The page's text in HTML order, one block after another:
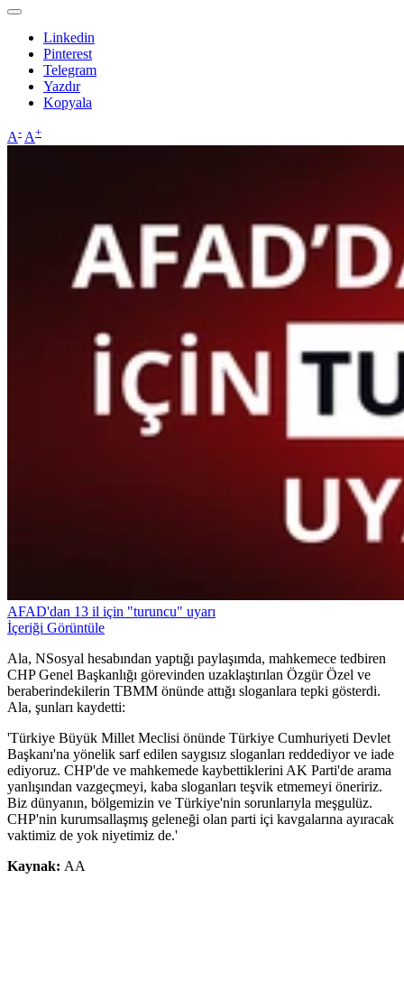
Linkedin
Pinterest
Telegram
Yazdır
Kopyala
A- A+
AFAD'dan 13 il için "turuncu" uyarı
İçeriği Görüntüle
Ala, NSosyal hesabından yaptığı paylaşımda, mahkemece tedbiren
CHP Genel Başkanlığı görevinden uzaklaştırılan Özgür Özel ve
beraberindekilerin TBMM önünde attığı sloganlara tepki gösterdi.
Ala, şunları kaydetti:
'Türkiye Büyük Millet Meclisi önünde Türkiye Cumhuriyeti Devlet
Başkanı'na yönelik sarf edilen saygısız sloganları reddediyor ve iade
ediyoruz. CHP'de ve mahkemede kaybettiklerini AK Parti'de arama
yanlışından vazgeçmeyi, kaba sloganları teşvik etmemeyi öneririz.
Biz dünyanın, bölgemizin ve Türkiye'nin sorunlarıyla meşgulüz.
CHP'nin kurumsallaşmış geleneği olan parti içi kavgalarına ayıracak
vaktimiz de yok niyetimiz de.'
Kaynak: AA